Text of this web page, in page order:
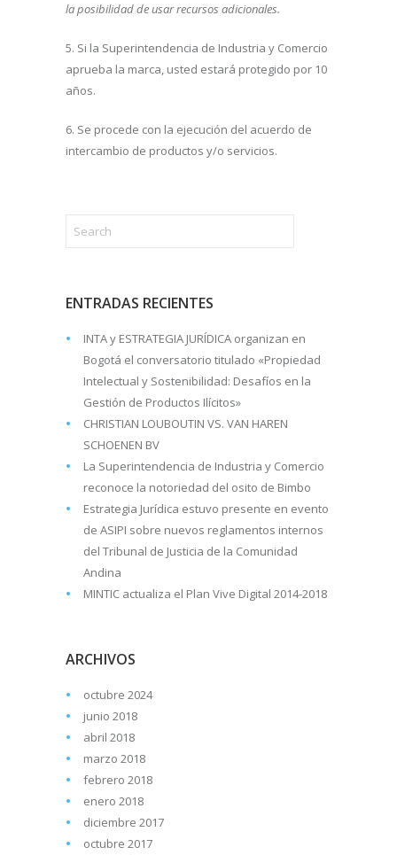
la posibilidad de usar recursos adicionales.
5. Si la Superintendencia de Industria y Comercio
aprueba la marca, usted estará protegido por 10
años.
6. Se procede con la ejecución del acuerdo de
intercambio de productos y/o servicios.
ENTRADAS RECIENTES
INTA y ESTRATEGIA JURÍDICA organizan en
Bogotá el conversatorio titulado «Propiedad
Intelectual y Sostenibilidad: Desafíos en la
Gestión de Productos Ilícitos»
CHRISTIAN LOUBOUTIN VS. VAN HAREN
SCHOENEN BV
La Superintendencia de Industria y Comercio
reconoce la notoriedad del osito de Bimbo
Estrategia Jurídica estuvo presente en evento
de ASIPI sobre nuevos reglamentos internos
del Tribunal de Justicia de la Comunidad
Andina
MINTIC actualiza el Plan Vive Digital 2014-2018
ARCHIVOS
octubre 2024
junio 2018
abril 2018
marzo 2018
febrero 2018
enero 2018
diciembre 2017
octubre 2017